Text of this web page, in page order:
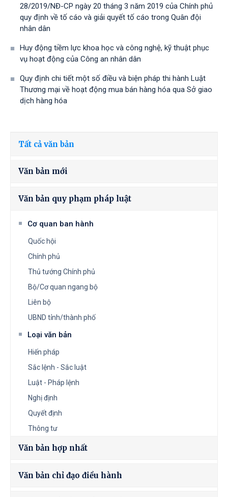
28/2019/NĐ-CР ngày 20 tháng 3 năm 2019 của Chính phủ
quy định về tố cáo và giải quyết tố cáo trong Quân đội
nhân dân
Huy động tiềm lực khoa học và công nghệ, kỹ thuật phục
vụ hoạt động của Công an nhân dân
Quy định chi tiết một số điều và biện pháp thi hành Luật
Thương mại về hoạt động mua bán hàng hóa qua Sở giao
dịch hàng hóa
Tất cả văn bản
Văn bản mới
Văn bản quy phạm pháp luật
Cơ quan ban hành
Quốc hội
Chính phủ
Thủ tướng Chính phủ
Bộ/Cơ quan ngang bộ
Liên bộ
UBND tỉnh/thành phố
Loại văn bản
Hiến pháp
Sắc lệnh - Sắc luật
Luật - Pháp lệnh
Nghị định
Quyết định
Thông tư
Văn bản hợp nhất
Văn bản chỉ đạo điều hành